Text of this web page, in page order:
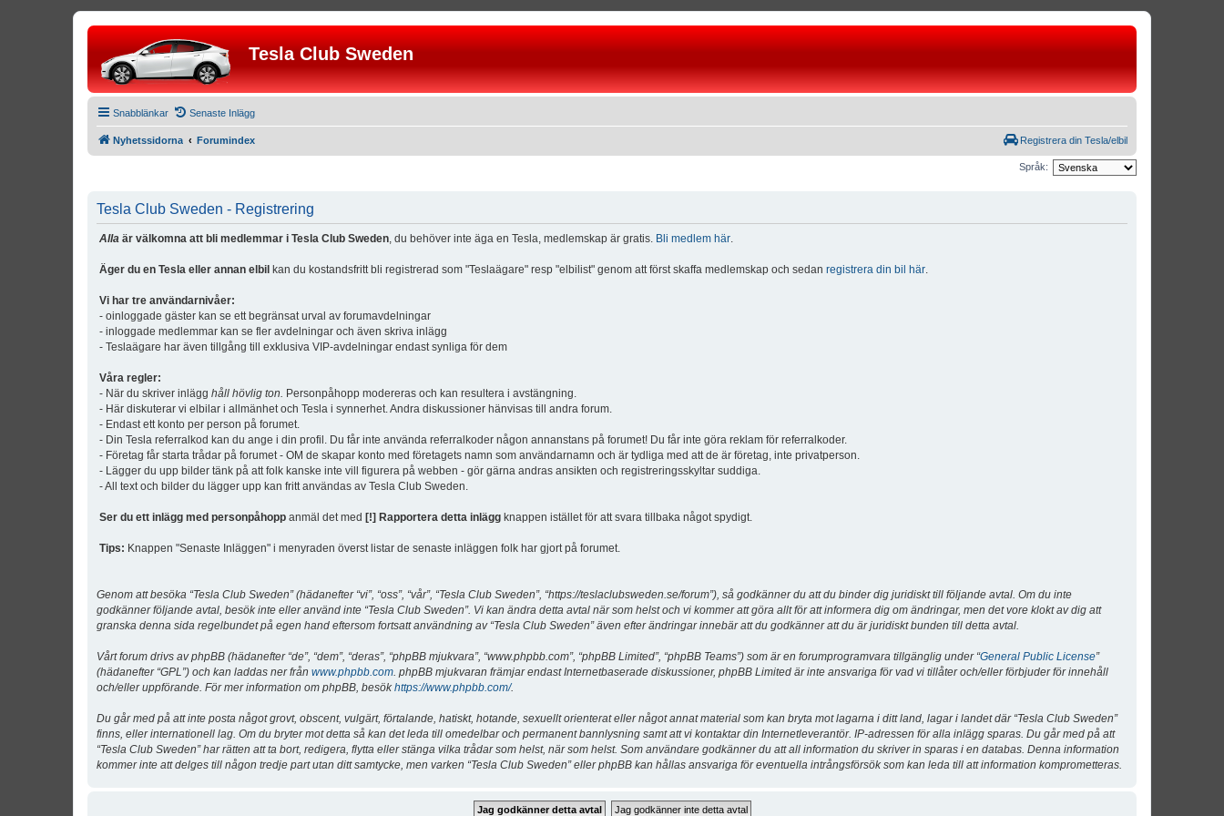
Tesla Club Sweden
Snabblänkar Senaste Inlägg
Nyhetssidorna Forumindex Registrera din Tesla/elbil
Språk:
Tesla Club Sweden - Registrering
Alla är välkomna att bli medlemmar i Tesla Club Sweden , du behöver inte äga en Tesla, medlemskap är gratis. Bli medlem här
Äger du en Tesla eller annan elbil kan du kostandsfritt bli registrerad som "Teslaägare" resp "elbilist" genom att först skaffa medlemskap och sedan registrera din bil här
Vi har tre användarnivåer:
- oinloggade gäster kan se ett begränsat urval av forumavdelningar
- inloggade medlemmar kan se fler avdelningar och även skriva inlägg
- Teslaägare har även tillgång till exklusiva VIP-avdelningar endast synliga för dem
Våra regler:
- När du skriver inlägg håll hövlig ton. Personpåhopp modereras och kan resultera i avstängning.
- Här diskuterar vi elbilar i allmänhet och Tesla i synnerhet. Andra diskussioner hänvisas till andra forum.
- Endast ett konto per person på forumet.
- Din Tesla referralkod kan du ange i din profil. Du får inte använda referralkoder någon annanstans på forumet! Du får inte göra reklam för referralkoder.
- Företag får starta trådar på forumet - OM de skapar konto med företagets namn som användarnamn och är tydliga med att de är företag, inte privatperson.
- Lägger du upp bilder tänk på att folk kanske inte vill figurera på webben - gör gärna andras ansikten och registreringsskyltar suddiga.
- All text och bilder du lägger upp kan fritt användas av Tesla Club Sweden.
Ser du ett inlägg med personpåhopp anmäl det med [!] Rapportera detta inlägg knappen istället för att svara tillbaka något spydigt.
Tips: Knappen "Senaste Inläggen" i menyraden överst listar de senaste inläggen folk har gjort på forumet.
Genom att besöka “Tesla Club Sweden” (hädanefter “vi”, “oss”, “vår”, “Tesla Club Sweden”, “https://teslaclubsweden.se/forum”), så godkänner du att du binder dig juridiskt till följande avtal. Om du inte
godkänner följande avtal, besök inte eller använd inte “Tesla Club Sweden”. Vi kan ändra detta avtal när som helst och vi kommer att göra allt för att informera dig om ändringar, men det vore klokt av dig att
granska denna sida regelbundet på egen hand eftersom fortsatt användning av “Tesla Club Sweden” även efter ändringar innebär att du godkänner att du är juridiskt bunden till detta avtal.
Vårt forum drivs av phpBB (hädanefter “de”, “dem”, “deras”, “phpBB mjukvara”, “www.phpbb.com”, “phpBB Limited”, “phpBB Teams”) som är en forumprogramvara tillgänglig under “General Public License”
(hädanefter “GPL”) och kan laddas ner från www.phpbb.com . phpBB mjukvaran främjar endast Internetbaserade diskussioner, phpBB Limited är inte ansvariga för vad vi tillåter och/eller förbjuder för innehåll
och/eller uppförande. För mer information om phpBB, besökhttps://www.phpbb.com/.
Du går med på att inte posta något grovt, obscent, vulgärt, förtalande, hatiskt, hotande, sexuellt orienterat eller något annat material som kan bryta mot lagarna i ditt land, lagar i landet där “Tesla Club Sweden”
finns, eller internationell lag. Om du bryter mot detta så kan det leda till omedelbar och permanent bannlysning samt att vi kontaktar din Internetleverantör. IP-adressen för alla inlägg sparas. Du går med på att
“Tesla Club Sweden” har rätten att ta bort, redigera, flytta eller stänga vilka trådar som helst, när som helst. Som användare godkänner du att all information du skriver in sparas i en databas. Denna information
kommer inte att delges till någon tredje part utan ditt samtycke, men varken “Tesla Club Sweden” eller phpBB kan hållas ansvariga för eventuella intrångsförsök som kan leda till att information komprometteras.